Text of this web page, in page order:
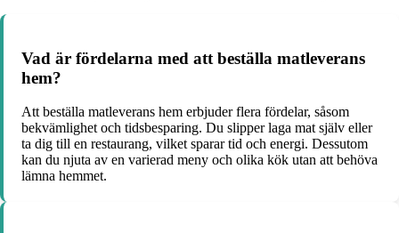
Vad är fördelarna med att beställa matleverans
hem?
Att beställa matleverans hem erbjuder flera fördelar, såsom
bekvämlighet och tidsbesparing. Du slipper laga mat själv eller
ta dig till en restaurang, vilket sparar tid och energi. Dessutom
kan du njuta av en varierad meny och olika kök utan att behöva
lämna hemmet.